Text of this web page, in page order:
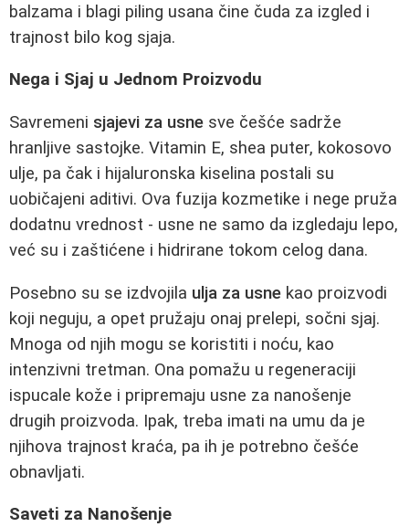
balzama i blagi piling usana čine čuda za izgled i
trajnost bilo kog sjaja.
Nega i Sjaj u Jednom Proizvodu
Savremeni sjajevi za usne sve češće sadrže
hranljive sastojke. Vitamin E, shea puter, kokosovo
ulje, pa čak i hijaluronska kiselina postali su
uobičajeni aditivi. Ova fuzija kozmetike i nege pruža
dodatnu vrednost - usne ne samo da izgledaju lepo,
već su i zaštićene i hidrirane tokom celog dana.
Posebno su se izdvojila ulja za usne kao proizvodi
koji neguju, a opet pružaju onaj prelepi, sočni sjaj.
Mnoga od njih mogu se koristiti i noću, kao
intenzivni tretman. Ona pomažu u regeneraciji
ispucale kože i pripremaju usne za nanošenje
drugih proizvoda. Ipak, treba imati na umu da je
njihova trajnost kraća, pa ih je potrebno češće
obnavljati.
Saveti za Nanošenje